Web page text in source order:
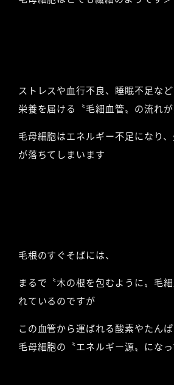
ストレスや血行不良、睡眠不足な
栄養を届ける〝毛細血管〟の流れが
毛母細胞はエネルギー不足になり
が落ちてしまいます
毛根のすぐそばには、
まるで〝木の根を包むように〟毛
れているのですが
この血管から運ばれる酸素やたん
毛母細胞の〝エネルギー源〟にな